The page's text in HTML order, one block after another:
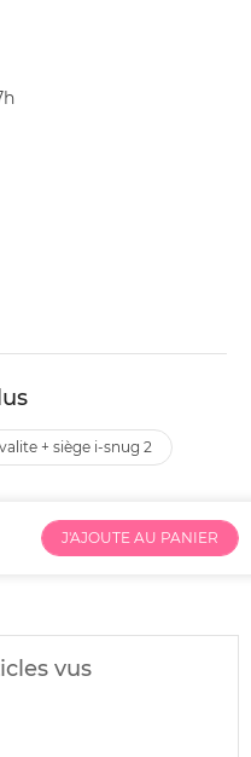
+ siège i-snug 2
J'AJOUTE AU PANIER
vus